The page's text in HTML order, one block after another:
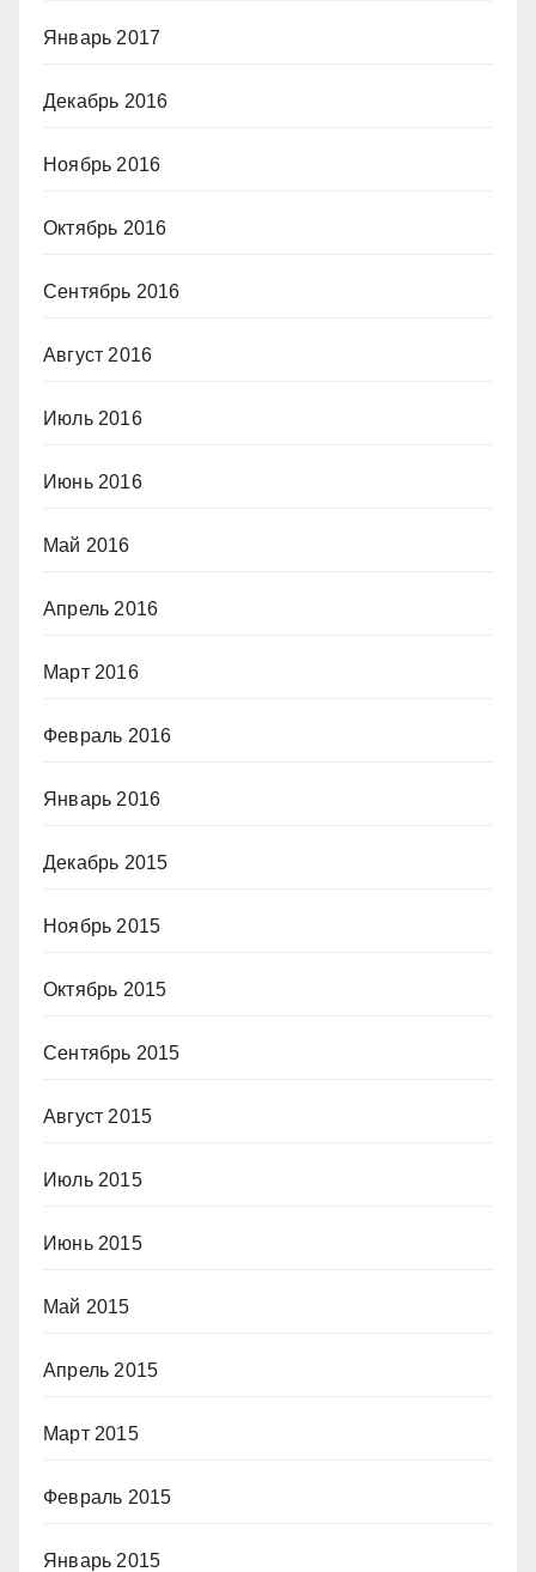
Январь 2017
Декабрь 2016
Ноябрь 2016
Октябрь 2016
Сентябрь 2016
Август 2016
Июль 2016
Июнь 2016
Май 2016
Апрель 2016
Март 2016
Февраль 2016
Январь 2016
Декабрь 2015
Ноябрь 2015
Октябрь 2015
Сентябрь 2015
Август 2015
Июль 2015
Июнь 2015
Май 2015
Апрель 2015
Март 2015
Февраль 2015
Январь 2015